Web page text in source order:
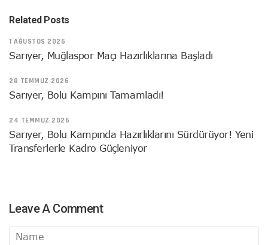
Related Posts
1 AĞUSTOS 2026
Sarıyer, Muğlaspor Maçı Hazırlıklarına Başladı
28 TEMMUZ 2026
Sarıyer, Bolu Kampını Tamamladı!
24 TEMMUZ 2026
Sarıyer, Bolu Kampında Hazırlıklarını Sürdürüyor! Yeni
Transferlerle Kadro Güçleniyor
Leave A Comment